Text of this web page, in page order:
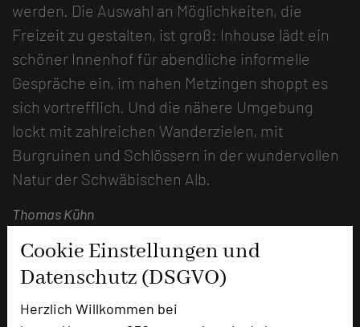
Cookie Einstellungen und
Datenschutz (DSGVO)
Herzlich Willkommen bei
werden. Die Auswahl an Möglichkeiten, die
Freizeit zu gestalten, ist groß: Inhouse lädt ein
schöner Innenhof für abendliche informelle
Gespräche ein, im nahen Metzingen shoppt es
sich vortrefflich. Und die nähere Umgebung
lockt mit zahlreichen Wanderzielen, mit
Burgruinen und Schlössern in der wundervollen
Natur der Schwäbischen Alb.
Thomas Kühn